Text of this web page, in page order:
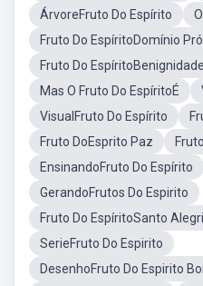
ÁrvoreFruto Do Espírito
Fruto Do EspíritoDomínio
Fruto Do EspíritoBenignidade
Mas O Fruto Do EspíritoÉ
VisualFruto Do Espírito
Fruto DoEsprito Paz
EnsinandoFruto Do Espírito
GerandoFrutos Do Espirito
Fruto Do EspíritoSanto
SerieFruto Do Espirito
DesenhoFruto Do Espirito